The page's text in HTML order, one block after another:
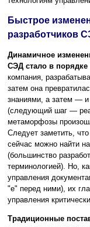
Быстрое
разработчиков
Динамичное
СЭД стало в порядке
компания,
затем она
знаниями, а затем —
(следующий шаг —
метаморфозы
Следует заметить,
сейчас можно найти
(большинство
терминологией). Но,
управления
"e" перед ними), их
управления
Традиционные